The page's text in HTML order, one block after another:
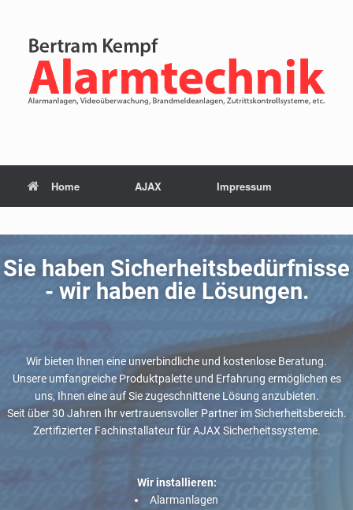
Home AJAX Impressum
Sie haben Sicherheitsbedürfnisse
- wir haben die Lösungen.
Wir bieten Ihnen eine unverbindliche und kostenlose Beratung.
Unsere umfangreiche Produktpalette und Erfahrung ermöglichen es
uns, Ihnen eine auf Sie zugeschnittene Lösung anzubieten.
Seit über 30 Jahren Ihr vertrauensvoller Partner im Sicherheitsbereich.
Zertifizierter Fachinstallateur für AJAX Sicherheitssysteme.
Wir installieren:
Alarmanlagen